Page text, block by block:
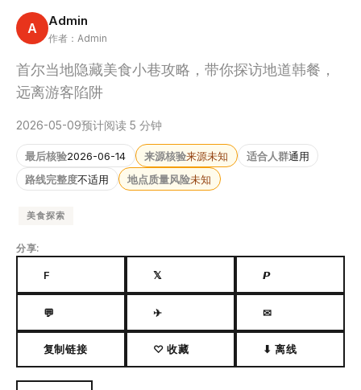
A Admin
作者：Admin
首尔当地隐藏美食小巷攻略，带你探访地道韩餐，
远离游客陷阱
2026-05-09预计阅读 5 分钟
最后核验2026-06-14 来源核验来源未知 适合人群通用
路线完整度不适用 地点质量风险未知
美食探索
分享:
F 𝕏 𝙋
💬 ✈ ✉
复制链接 ♡ 收藏 ⬇ 离线